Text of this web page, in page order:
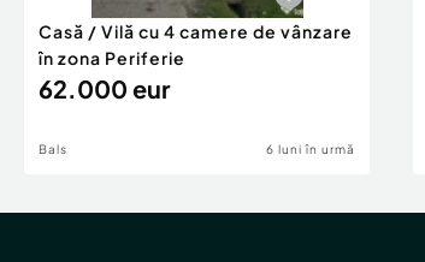
Casă / Vilă cu 4 camere de vânzare
în zona Periferie
62.000 eur
Bals 6 luni în urmă